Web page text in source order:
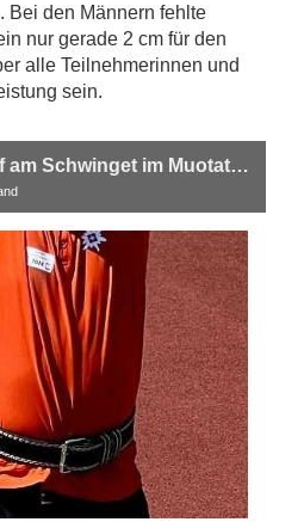
Bei den Männern fehlte
nur gerade 2 cm für den
alle Teilnehmerinnen und
sein.
Steistoss-Wettkampf am Schwinget im Muotathal